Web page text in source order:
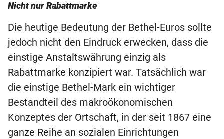
Nicht nur Rabattmarke
Die heutige Bedeutung der Bethel-Euros sollte
jedoch nicht den Eindruck erwecken, dass die
einstige Anstaltswährung einzig als
Rabattmarke konzipiert war. Tatsächlich war
die einstige Bethel-Mark ein wichtiger
Bestandteil des makroökonomischen
Konzeptes der Ortschaft, in der seit 1867 eine
ganze Reihe an sozialen Einrichtungen